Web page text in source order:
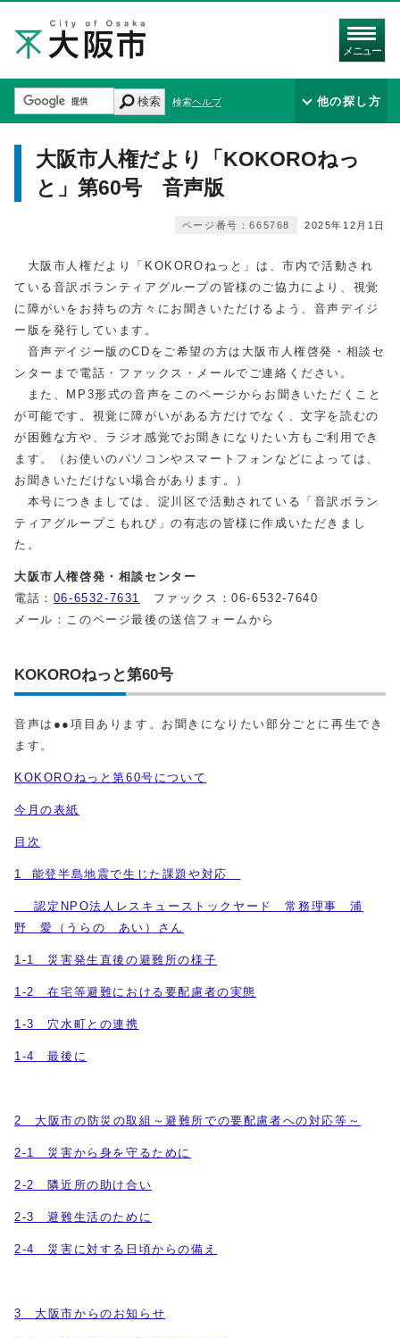
メニュー
検索 検索ヘルプ 他の探し方
大阪市人権だより「KOKOROねっ
と」第60号 音声版
2025年12月1日
ページ番号：665768
大阪市人権だより「KOKOROねっと」は、市内で活動され
ている音訳ボランティアグループの皆様のご協力により、視覚
に障がいをお持ちの方々にお聞きいただけるよう、音声デイジ
ー版を発行しています。
音声デイジー版のCDをご希望の方は大阪市人権啓発・相談セ
ンターまで電話・ファックス・メールでご連絡ください。
また、MP3形式の音声をこのページからお聞きいただくこと
が可能です。視覚に障がいがある方だけでなく、文字を読むの
が困難な方や、ラジオ感覚でお聞きになりたい方もご利用でき
ます。（お使いのパソコンやスマートフォンなどによっては、
お聞きいただけない場合があります。）
本号につきましては、淀川区で活動されている「音訳ボラン
ティアグループこもれび」の有志の皆様に作成いただきまし
た。
大阪市人権啓発・相談センター
電話： 06-6532-7631
ファックス：06-6532-7640
メール：このページ最後の送信フォームから
KOKOROねっと第60号
音声は●●項目あります。お聞きになりたい部分ごとに再生でき
ます。
KOKOROねっと第60号について
今月の表紙
目次
1 能登半島地震で生じた課題や対応
認定NPO法人レスキューストックヤード 常務理事 浦
野 愛（うらの あい）さん
1-1 災害発生直後の避難所の様子
1-2 在宅等避難における要配慮者の実態
1-3 穴水町との連携
1-4 最後に
2 大阪市の防災の取組～避難所での要配慮者への対応等～
2-1 災害から身を守るために
2-2 隣近所の助け合い
2-3 避難生活のために
2-4 災害に対する日頃からの備え
3 大阪市からのお知らせ